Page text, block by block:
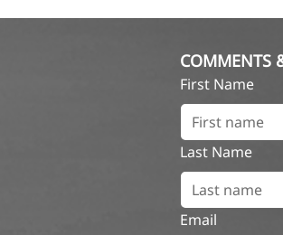
COMMENTS
First Name
Last Name
Email